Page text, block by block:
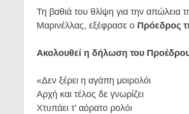
Τη βαθιά του θλίψη για την απώλεια
Μαρινέλλας, εξέφρασε ο Πρόεδρος
Ακολουθεί η δήλωση του
«Δεν ξέρει η αγάπη μοιρολόι
Αρχή και τέλος δε γνωρίζει
Χτυπάει τ’ αόρατο ρολόι